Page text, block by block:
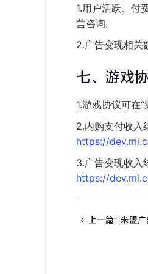
1.用户活跃、付
营咨询。
2.广告变现相关
七、游戏
1.游戏协议可在
2.内购支付收入
https://
3.广告变现收入
https://
上一篇: 米盟